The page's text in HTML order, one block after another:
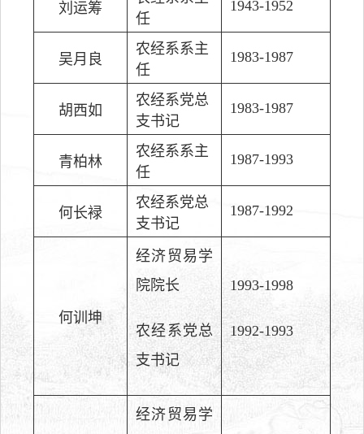
刘运筹
任
1943-1952
吴月良
农经系系主
任
1983-1987
胡西如
农经系党总
支书记
1983-1987
青柏林
农经系系主
任
1987-1993
何长䘵
农经系党总
支书记
1987-1992
何训坤
经济贸易学
院院长
农经系党总
支书记
1993-1998
1992-1993
经济贸易学